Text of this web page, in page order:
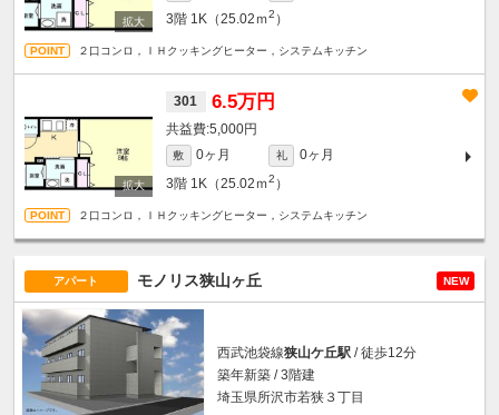
3階 1K（25.02ｍ2 ）
２口コンロ，ＩＨクッキングヒーター，システムキッチン
301 6.5万円
5,000円
敷 0ヶ月 礼
0ヶ月
3階 1K（25.02ｍ2 ）
２口コンロ，ＩＨクッキングヒーター，システムキッチン
アパート モノリス狭山ヶ丘 NEW
西武池袋線狭山ケ丘駅 / 徒歩12分
築年新築 / 3階建
埼玉県所沢市若狭３丁目